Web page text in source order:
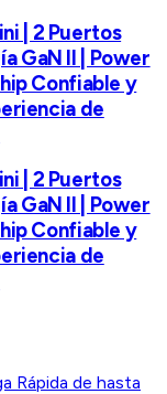
| 2 Puertos
GaN II | Power
Confiable y
de
| 2 Puertos
GaN II | Power
Confiable y
de